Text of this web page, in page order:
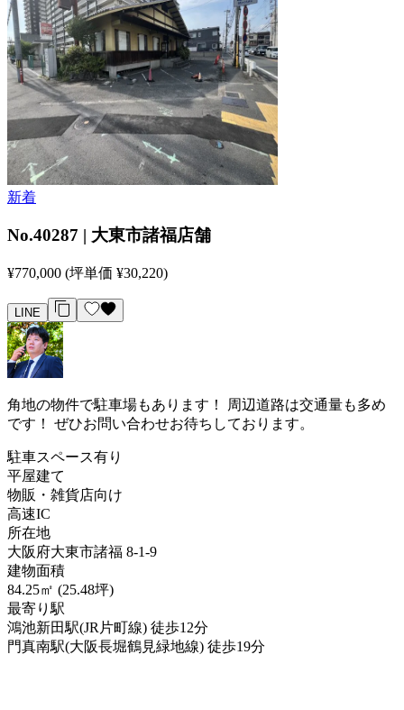
新着
No.40287 | 大東市諸福店舗
¥770,000 (坪単価 ¥30,220)
LINE
角地の物件で駐車場もあります！ 周辺道路は交通量も多め
です！ ぜひお問い合わせお待ちしております。
駐車スペース有り
平屋建て
物販・雑貨店向け
高速IC
所在地
大阪府大東市諸福 8-1-9
建物面積
84.25㎡ (25.48坪)
最寄り駅
鴻池新田駅(JR片町線) 徒歩12分
門真南駅(大阪長堀鶴見緑地線) 徒歩19分